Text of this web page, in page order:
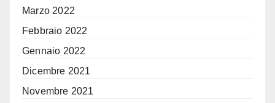
Marzo 2022
Febbraio 2022
Gennaio 2022
Dicembre 2021
Novembre 2021